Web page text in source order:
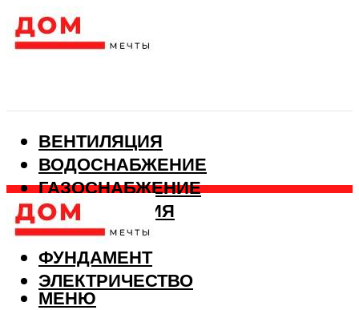
ВЕНТИЛЯЦИЯ
ВОДОСНАБЖЕНИЕ
ГАЗОСНАБЖЕНИЕ
КАНАЛИЗАЦИЯ
ОТОПЛЕНИЕ
ФУНДАМЕНТ
ЭЛЕКТРИЧЕСТВО
МЕНЮ